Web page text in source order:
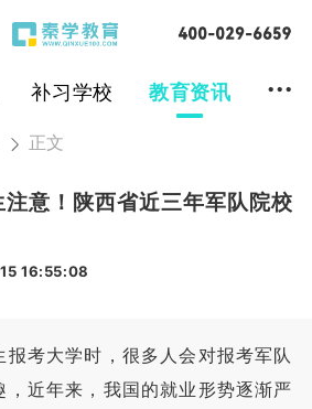
补习学校 教育资讯 ...
正文
意！陕西省近三年军队院校
16:55:08
考大学时，很多人会对报考军队
，近年来，我国的就业形势逐渐严